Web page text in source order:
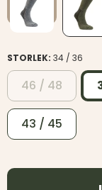
STORLEK: 34 / 36
46 / 48
43 / 45